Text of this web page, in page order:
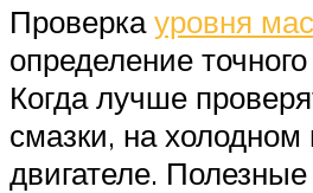
Проверкауровня
определение
Когда лучше
смазки, на холодном
двигателе.